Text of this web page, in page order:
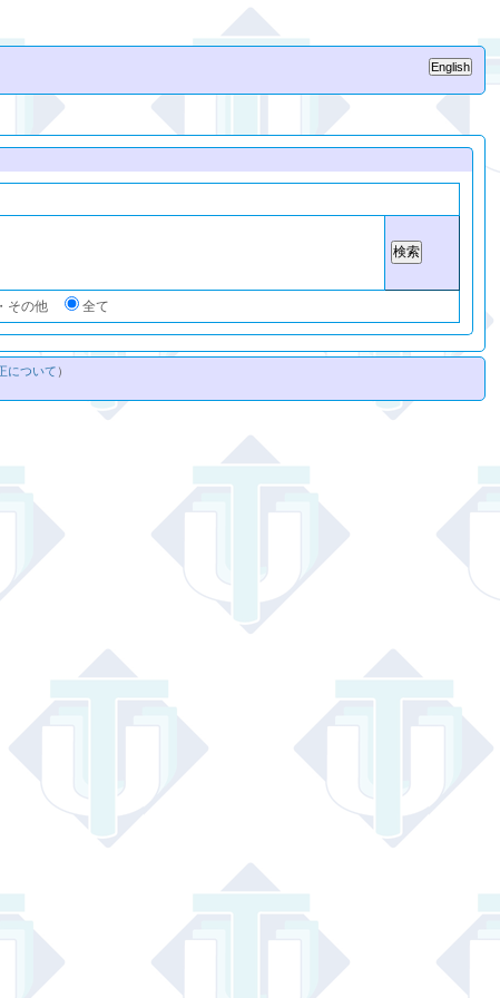
その他 全て
について ）